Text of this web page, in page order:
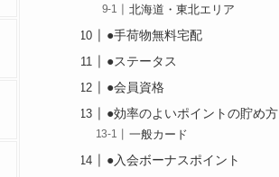
北海道・東北エリア
●手荷物無料宅配
●ステータス
●会員資格
●効率のよいポイントの貯め方
一般カード
●入会ボーナスポイント